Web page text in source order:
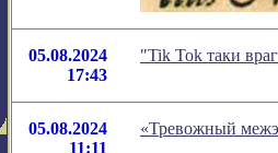
05.08.2024
17:43
"Tik Tok таки
05.08.2024
11:11
«Тревожный